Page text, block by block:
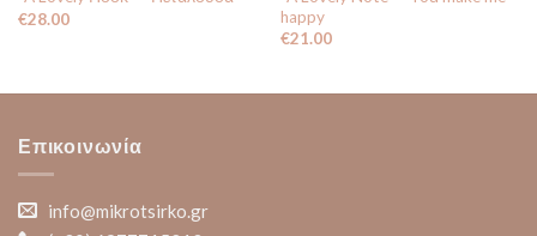
€28.00
happy
€21.00
Επικοινωνία
info@mikrotsirko.gr